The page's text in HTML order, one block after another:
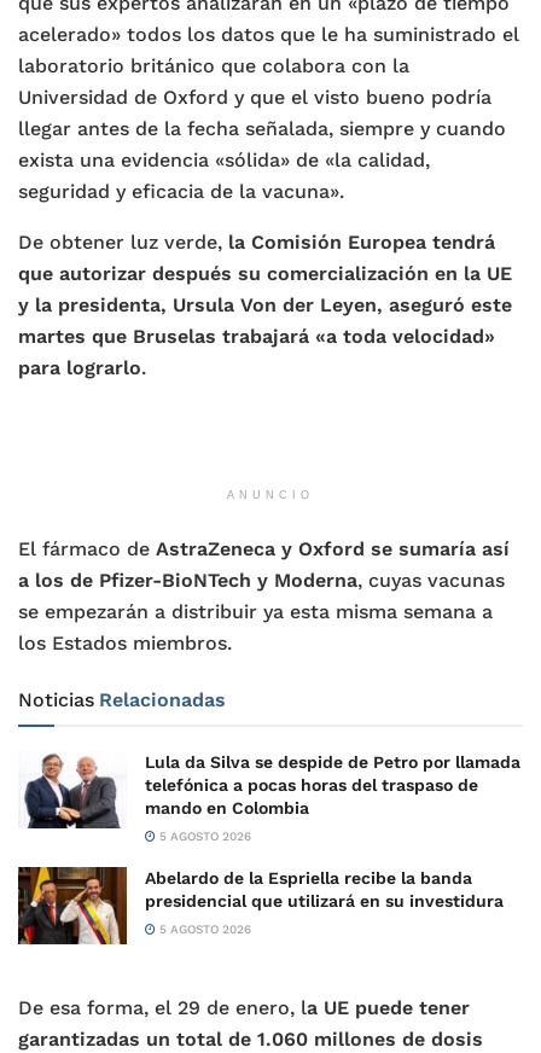
acelerado» todos los datos que le ha suministrado el
laboratorio británico que colabora con la
Universidad de Oxford y que el visto bueno podría
llegar antes de la fecha señalada, siempre y cuando
exista una evidencia «sólida» de «la calidad,
seguridad y eficacia de la vacuna».
De obtener luz verde, la Comisión Europea tendrá
que autorizar después su comercialización en la UE
y la presidenta, Ursula Von der Leyen, aseguró este
martes que Bruselas trabajará «a toda velocidad»
para lograrlo.
ANUNCIO
El fármaco de AstraZeneca y Oxford se sumaría así
a los de Pfizer-BioNTech y Moderna, cuyas vacunas
se empezarán a distribuir ya esta misma semana a
los Estados miembros.
Noticias Relacionadas
Lula da Silva se despide de Petro por llamada
telefónica a pocas horas del traspaso de
mando en Colombia
5 AGOSTO 2026
Abelardo de la Espriella recibe la banda
presidencial que utilizará en su investidura
5 AGOSTO 2026
De esa forma, el 29 de enero, la UE puede tener
garantizadas un total de 1.060 millones de dosis